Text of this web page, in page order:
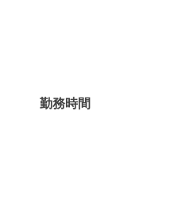
勤務時間